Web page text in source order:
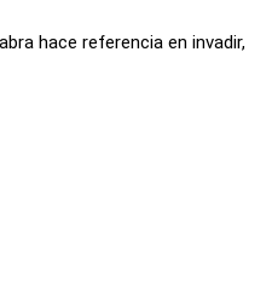
hace referencia en invadir,